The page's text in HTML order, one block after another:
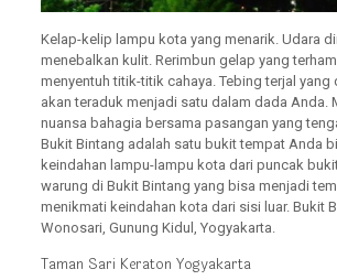
Kelap-kelip lampu kota yang menarik. Udara
menebalkan kulit. Rerimbun gelap yang
menyentuh titik-titik cahaya. Tebing terjal yang
akan teraduk menjadi satu dalam dada Anda.
nuansa bahagia bersama pasangan yang
Bukit Bintang adalah satu bukit tempat Anda
keindahan lampu-lampu kota dari puncak
warung di Bukit Bintang yang bisa menjadi
menikmati keindahan kota dari sisi luar. Bukit
Wonosari, Gunung Kidul, Yogyakarta.
Taman Sari Keraton Yogyakarta